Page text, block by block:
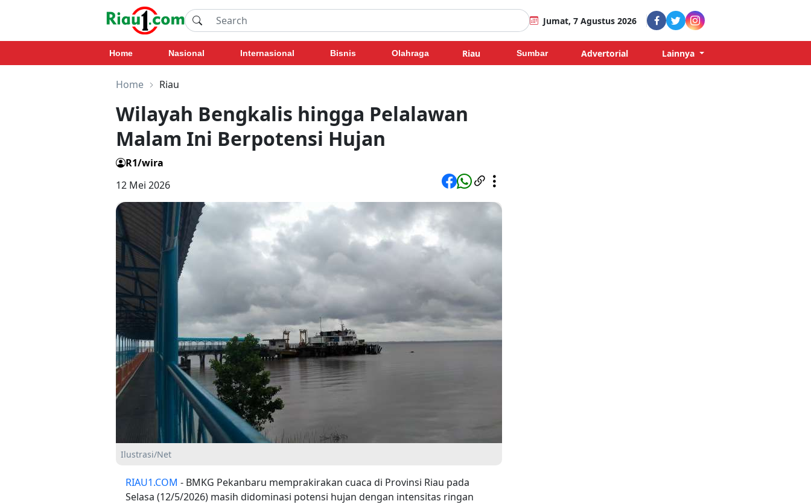
Jumat, 7 Agustus 2026
Home Nasional Internasional Bisnis Olahraga Riau Sumbar Advertorial Lainnya
Home Riau
Wilayah Bengkalis hingga Pelalawan
Malam Ini Berpotensi Hujan
R1/wira
12 Mei 2026
Ilustrasi/Net
RIAU1.COM - BMKG Pekanbaru memprakirakan cuaca di Provinsi Riau pada
Selasa (12/5/2026) masih didominasi potensi hujan dengan intensitas ringan